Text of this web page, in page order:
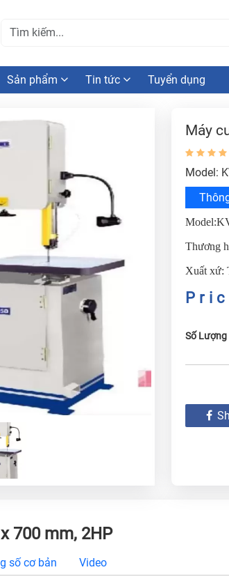
Sản phẩm Tin tức Tuyển dụng
Máy
Model:
Thương
Xuất xứ:
Số Lượng
700 mm, 2HP
số cơ bản Video